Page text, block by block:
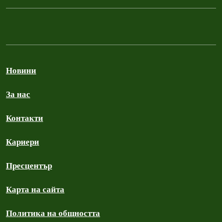
Новини
За нас
Контакти
Кариери
Пресцентър
Карта на сайта
Политика на общността